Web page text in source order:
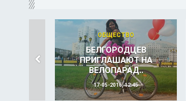
ОБЩЕСТВО
БЕЛГОРОДЦЕВ
ПРИГЛАШАЮТ НА
ВЕЛОПАРАД..
17-05-2016, 12:45